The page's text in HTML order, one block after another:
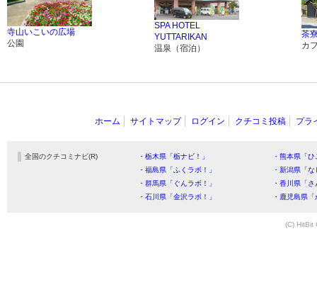
寺山いこいの広場
公園
SPA HOTEL
YUTTARIKAN
温泉（宿泊）
茶
カ
ホーム サイトマップ ログイン クチコミ投稿 プラ
全国のクチコミナビ(R) ・栃木県「栃ナビ！」
・熊本県「
・福島県「ふくラボ！」
・新潟県「
・群馬県「ぐんラボ！」
・香川県「
・石川県「金沢ラボ！」
・鹿児島県
(C) HitBit